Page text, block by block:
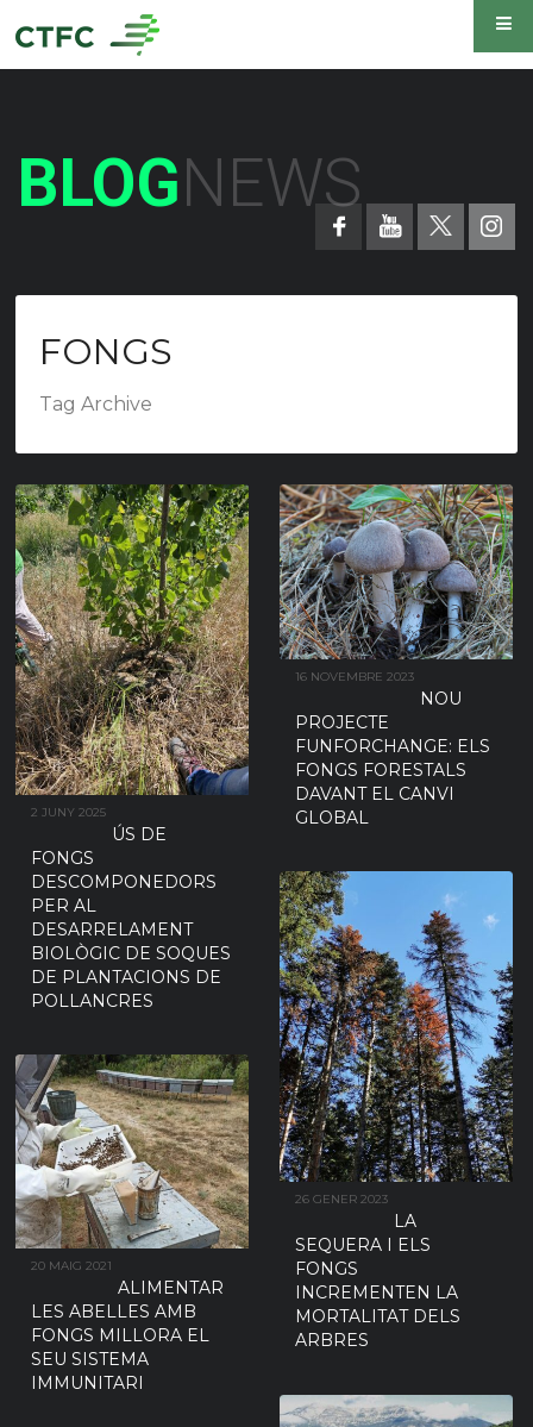
BLOGNEWS
FONGS
Tag Archive
2 JUNY 2025
ÚS DE
FONGS
DESCOMPONEDORS
PER AL
DESARRELAMENT
BIOLÒGIC DE SOQUES
DE PLANTACIONS DE
POLLANCRES
16 NOVEMBRE 2023
NOU
PROJECTE
FUNFORCHANGE: ELS
FONGS FORESTALS
DAVANT EL CANVI
GLOBAL
26 GENER 2023
LA
SEQUERA I ELS
FONGS
INCREMENTEN LA
MORTALITAT DELS
ARBRES
20 MAIG 2021
ALIMENTAR
LES ABELLES AMB
FONGS MILLORA EL
SEU SISTEMA
IMMUNITARI